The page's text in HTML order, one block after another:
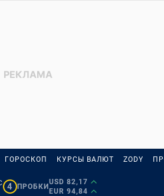
ГОРОСКОП КУРСЫ ВАЛЮТ ZODY
4 ПРОБКИ
USD 82,17
EUR 94,84